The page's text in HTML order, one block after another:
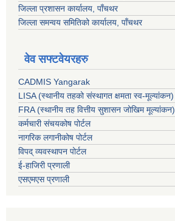
जिल्ला प्रशासन कार्यालय, पाँचथर
जिल्ला समन्वय समितिको कार्यालय, पाँचथर
वेव सफ्टवेयरहरु
CADMIS Yangarak
LISA (स्थानीय तहको संस्थागत क्षमता स्व-मूल्यांकन)
FRA (स्थानीय तह वित्तीय सुशासन जोखिम मूल्यांकन)
कर्मचारी संचयकोष पोर्टल
नागरिक लगानीकोष पोर्टल
विपद् व्यवस्थापन पोर्टल
ई-हाजिरी प्रणाली
एसएमएस प्रणाली